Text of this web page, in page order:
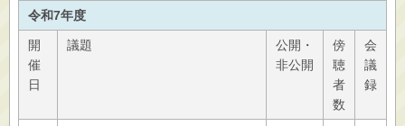
令和7年度
開
催
日
議題
公開・
非公開
傍
聴
者
数
会
議
録